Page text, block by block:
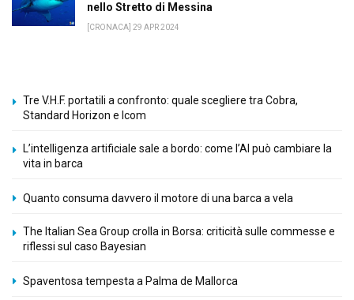
nello Stretto di Messina
[CRONACA] 29 APR 2024
Tre V.H.F. portatili a confronto: quale scegliere tra Cobra,
Standard Horizon e Icom
L’intelligenza artificiale sale a bordo: come l’AI può cambiare la
vita in barca
Quanto consuma davvero il motore di una barca a vela
The Italian Sea Group crolla in Borsa: criticità sulle commesse e
riflessi sul caso Bayesian
Spaventosa tempesta a Palma de Mallorca